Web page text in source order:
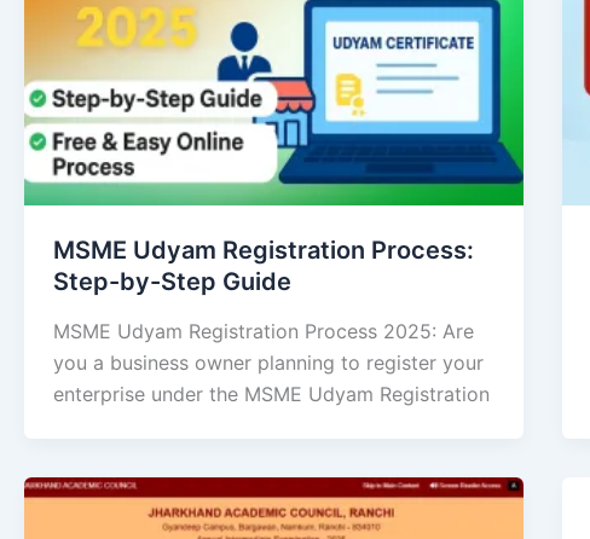
MSME Udyam Registration Process:
Step-by-Step Guide
MSME Udyam Registration Process 2025: Are
you a business owner planning to register your
enterprise under the MSME Udyam Registration